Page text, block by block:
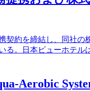
約を締結し、同社
。日本ビューホテ
Aerobic